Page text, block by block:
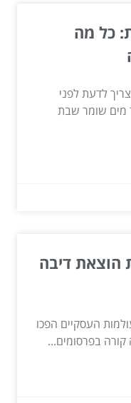
כל מה
לדעת לפני
מים שומר שבת
הוצאת דיבה
העסקיים הפכו
קורה בפרסומים...